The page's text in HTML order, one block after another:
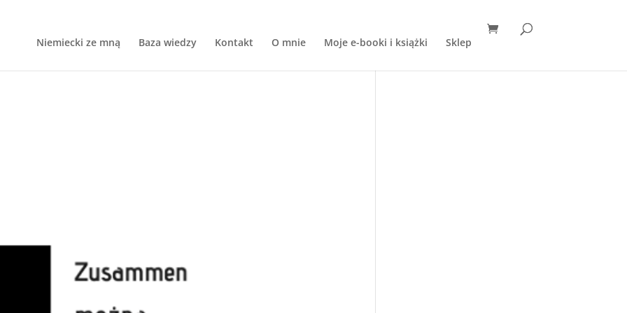
Niemiecki ze mną Baza wiedzy Kontakt O mnie Moje e-booki i książki Sklep